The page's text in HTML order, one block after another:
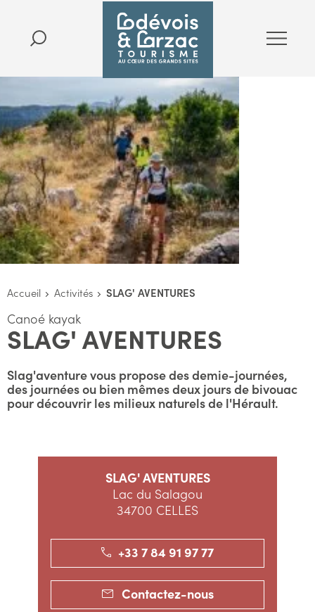
Accueil Activités SLAG' AVENTURES
Canoé kayak
SLAG' AVENTURES
Slag'aventure vous propose des demie-journées,
des journées ou bien mêmes deux jours de bivouac
pour découvrir les milieux naturels de l'Hérault.
SLAG' AVENTURES
Lac du Salagou
34700 CELLES
+33 7 84 91 97 77
Contactez-nous